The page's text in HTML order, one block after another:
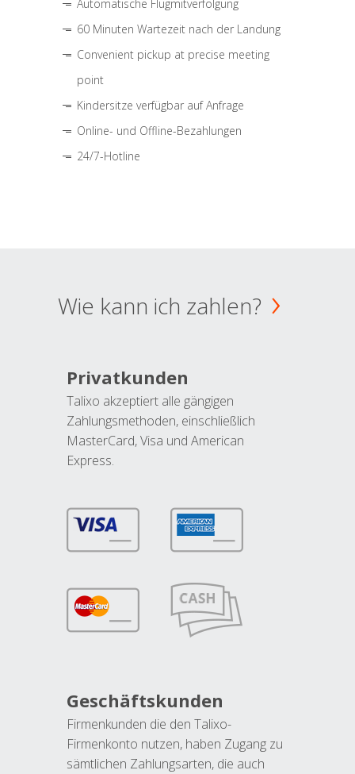
Automatische Flugmitverfolgung
60 Minuten Wartezeit nach der Landung
Convenient pickup at precise meeting
point
Kindersitze verfügbar auf Anfrage
Online- und Offline-Bezahlungen
24/7-Hotline
Wie kann ich zahlen?
Privatkunden
Talixo akzeptiert alle gängigen
Zahlungsmethoden, einschließlich
MasterCard, Visa und American
Express.
Geschäftskunden
Firmenkunden die den Talixo-
Firmenkonto nutzen, haben Zugang zu
sämtlichen Zahlungsarten, die auch